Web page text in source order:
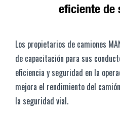
eficiente de
Los propietarios de camiones
de capacitación para sus
eficiencia y seguridad en la
mejora el rendimiento del
la seguridad vial.